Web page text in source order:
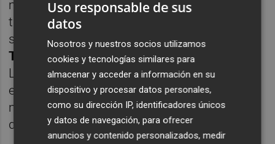
marido. Le interepretaWill Sharpe
también el director y escritor del guión de la
serie. Su nombre completo esWilliam
Tomomori Fukuda Sharpey nació en
Londres en 1986. Un millennial harto de que
en los castings le pidieran hacer artes
marciales o manejar computadoras y
destacar en matemáticas.
Uso responsable de sus
datos
Nosotros y nuestros socios utilizamos
cookies y tecnologías similares para
almacenar y acceder a información en su
dispositivo y procesar datos personales,
como su dirección IP, identificadores únicos
y datos de navegación, para ofrecer
anuncios y contenido personalizados, medir